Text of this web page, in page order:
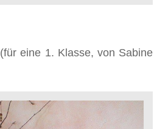
(für eine 1. Klasse, von Sabine